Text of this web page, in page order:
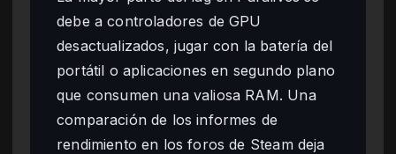
debe a controladores de GPU
desactualizados, jugar con la batería del
portátil o aplicaciones en segundo plano
que consumen una valiosa RAM. Una
comparación de los informes de
rendimiento en los foros de Steam deja